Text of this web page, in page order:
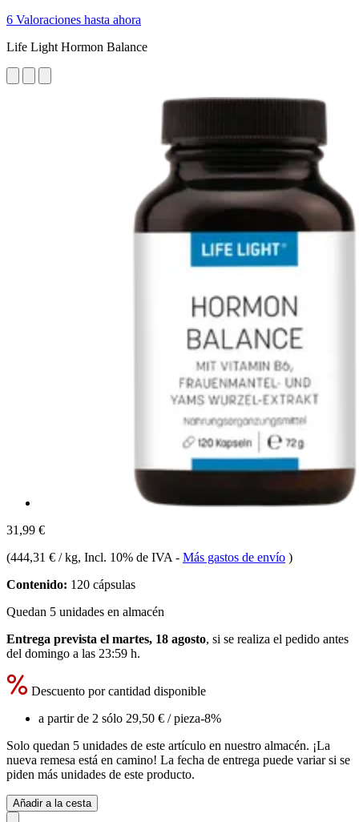
6 Valoraciones hasta ahora
Life Light Hormon Balance
31,99 €
(444,31 € / kg, Incl. 10% de IVA - Más gastos de envío )
Contenido: 120 cápsulas
Quedan 5 unidades en almacén
Entrega prevista el martes, 18 agosto, si se realiza el pedido antes
del domingo a las 23:59 h.
Descuento por cantidad disponible
a partir de 2 sólo 29,50 € / pieza-8%
Solo quedan 5 unidades de este artículo en nuestro almacén. ¡La
nueva remesa está en camino! La fecha de entrega puede variar si se
piden más unidades de este producto.
Añadir a la cesta